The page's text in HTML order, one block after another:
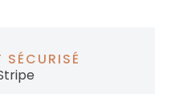
SÉCURISÉ